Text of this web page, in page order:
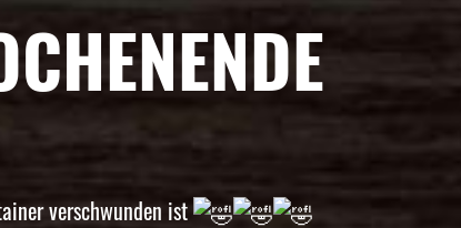
verschwunden ist